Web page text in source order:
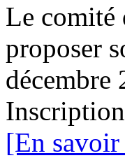
Le comité
proposer
décembre
[En